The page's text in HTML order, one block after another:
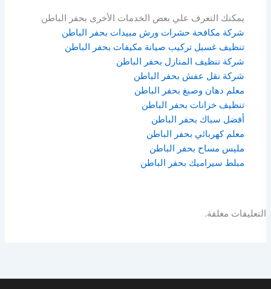
يمكنك التعرف علي بعض الخدمات الأخرى بحفر الباطن
شركة مكافحة حشرات ورش مبيدات بحفر الباطن
تنظيف غسيل تركيب صيانة مكيفات بحفر الباطن
شركة تنظيف المنازل بحفر الباطن
شركة نقل عفش بحفر الباطن
معلم دهان وصبغ بحفر الباطن
تنظيف خزانات بحفر الباطن
أفضل سباك بحفر الباطن
معلم كهربائي بحفر الباطن
مليس مساح بحفر الباطن
مبلط سيراميك بحفر الباطن
التعليقات مغلقة.